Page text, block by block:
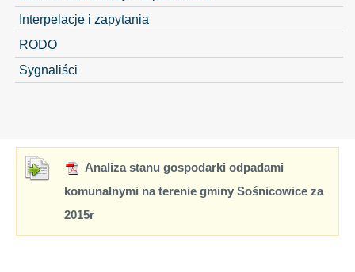
Interpelacje i zapytania
RODO
Sygnaliści
Analiza stanu gospodarki odpadami
komunalnymi na terenie gminy Sośnicowice za
2015r